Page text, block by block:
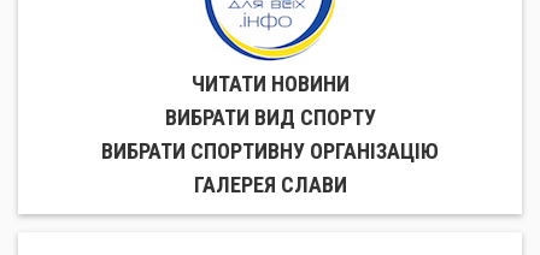
ЧИТАТИ НОВИНИ
ВИБРАТИ ВИД СПОРТУ
ВИБРАТИ СПОРТИВНУ ОРГАНIЗАЦIЮ
ГАЛЕРЕЯ СЛАВИ